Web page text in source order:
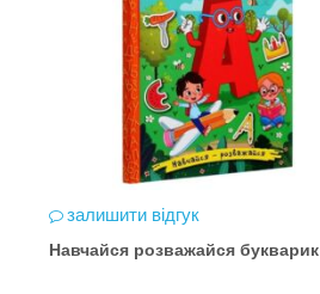
залишити відгук
Навчайся розважайся букварик